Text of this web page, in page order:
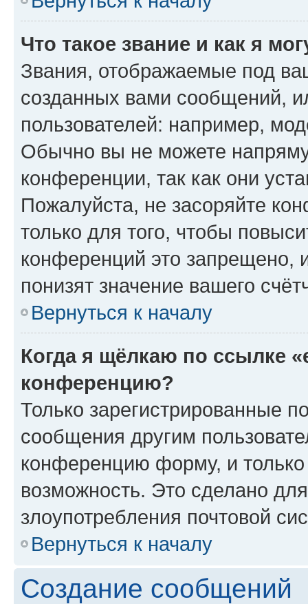
Что такое звание и как я
Звания, отображаемые под
созданных вами сообщений,
пользователей: например,
Обычно вы не можете
конференции, так как они
Пожалуйста, не засоряйте
только для того, чтобы
конференций это запрещено,
понизят значение вашего
Вернуться к началу
Когда я щёлкаю по ссылке
конференцию?
Только зарегистрированные
сообщения другим
конференцию форму, и
возможность. Это сделано
злоупотребления почтовой
Вернуться к началу
Создание сообщений